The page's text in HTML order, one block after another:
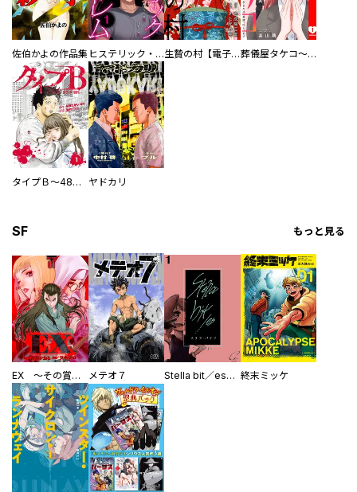
佐伯かよの作品集 ヒステリック・ハーレム～搾られる男と堕ちる女～【電子単行本版】 生贄の村【電子単行本版】 葬儀屋タケコ～あなたの最期、叶えます【電子単行本版】
タイプＢ～48時間後、致死率100％～【単話】 ヤドカリ
SF もっと見る
EX ～その賞金稼ぎは、世界の出口を探す～【単行本版】 メテオ７ Stella bit／es【単話版】 終末ミッケ